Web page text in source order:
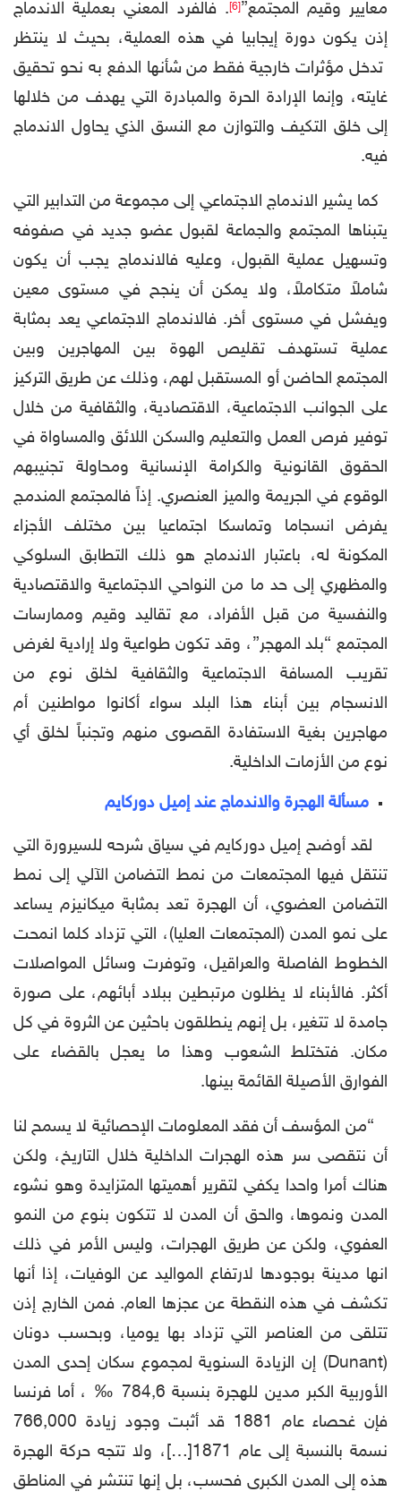
معايير وقيم المجتمع”[6]
. فالفرد المعني بعملية الاندماج
إذن يكون دورة إيجابيا في هذه العملية، بحيث لا ينتظر
تدخل مؤثرات خارجية فقط من شأنها الدفع به نحو تحقيق
غايته، وإنما الإرادة الحرة والمبادرة التي يهدف من خلالها
إلى خلق التكيف والتوازن مع النسق الذي يحاول الاندماج
فيه.
كما يشير الاندماج الاجتماعي إلى مجموعة من التدابير التي
يتبناها المجتمع والجماعة لقبول عضو جديد في صفوفه
وتسهيل عملية القبول، وعليه فالاندماج يجب أن يكون
شاملاً متكاملاً، ولا يمكن أن ينجح في مستوى معين
ويفشل في مستوى أخر. فالاندماج الاجتماعي يعد بمثابة
عملية تستهدف تقليص الهوة بين المهاجرين وبين
المجتمع الحاضن أو المستقبل لهم، وذلك عن طريق التركيز
على الجوانب الاجتماعية، الاقتصادية، والثقافية من خلال
توفير فرص العمل والتعليم والسكن اللائق والمساواة في
الحقوق القانونية والكرامة الإنسانية ومحاولة تجنيبهم
الوقوع في الجريمة والميز العنصري. إذاً فالمجتمع المندمج
يفرض انسجاما وتماسكا اجتماعيا بين مختلف الأجزاء
المكونة له، باعتبار الاندماج هو ذلك التطابق السلوكي
والمظهري إلى حد ما من النواحي الاجتماعية والاقتصادية
والنفسية من قبل الأفراد، مع تقاليد وقيم وممارسات
المجتمع “بلد المهجر”، وقد تكون طواعية ولا إرادية لغرض
تقريب المسافة الاجتماعية والثقافية لخلق نوع من
الانسجام بين أبناء هذا البلد سواء أكانوا مواطنين أم
مهاجرين بغية الاستفادة القصوى منهم وتجنباً لخلق أي
نوع من الأزمات الداخلية.
مسألة الهجرة والاندماج عند إميل دوركايم
لقد أوضح إميل دوركايم في سياق شرحه للسيرورة التي
تنتقل فيها المجتمعات من نمط التضامن الآلي إلى نمط
التضامن العضوي، أن الهجرة تعد بمثابة ميكانيزم يساعد
على نمو المدن (المجتمعات العليا)، التي تزداد كلما انمحت
الخطوط الفاصلة والعراقيل، وتوفرت وسائل المواصلات
أكثر. فالأبناء لا يظلون مرتبطين ببلاد أبائهم، على صورة
جامدة لا تتغير، بل إنهم ينطلقون باحثين عن الثروة في كل
مكان. فتختلط الشعوب وهذا ما يعجل بالقضاء على
الفوارق الأصيلة القائمة بينها.
“من المؤسف أن فقد المعلومات الإحصائية لا يسمح لنا
أن نتقصى سر هذه الهجرات الداخلية خلال التاريخ، ولكن
هناك أمرا واحدا يكفي لتقرير أهميتها المتزايدة وهو نشوء
المدن ونموها، والحق أن المدن لا تتكون بنوع من النمو
العفوي، ولكن عن طريق الهجرات، وليس الأمر في ذلك
انها مدينة بوجودها لارتفاع المواليد عن الوفيات، إذا أنها
تكشف في هذه النقطة عن عجزها العام. فمن الخارج إذن
تتلقى من العناصر التي تزداد بها يوميا، وبحسب دونان
(Dunant) إن الزيادة السنوية لمجموع سكان إحدى المدن
الأوربية الكبر مدين للهجرة بنسبة 784,6 ‰ ، أما فرنسا
فإن غحصاء عام 1881 قد أثبت وجود زيادة 766,000
نسمة بالنسبة إلى عام 1871[…]، ولا تتجه حركة الهجرة
هذه إلى المدن الكبرى فحسب، بل إنها تنتشر في المناطق